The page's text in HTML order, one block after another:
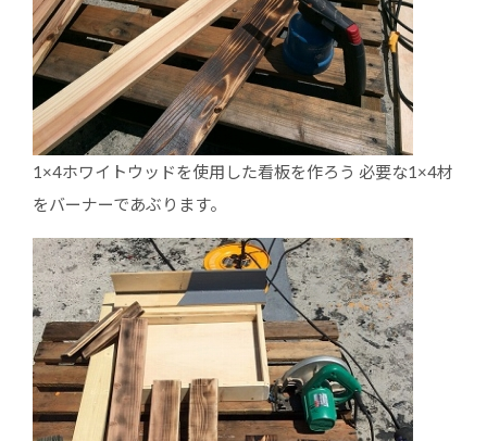
1×4ホワイトウッドを使用した看板を作ろう 必要な1×4材
をバーナーであぶります。